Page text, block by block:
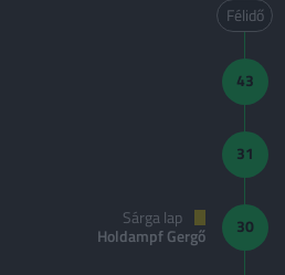
Félidő
43
31
Sárga lap
Holdampf Gergő 30